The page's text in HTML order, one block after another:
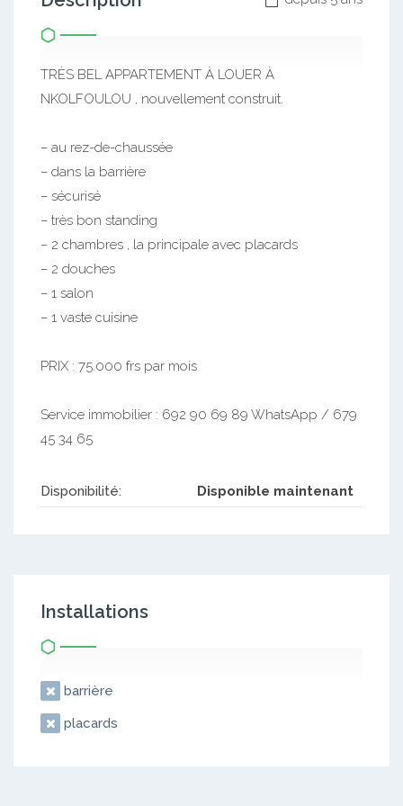
TRÈS BEL APPARTEMENT À LOUER À
NKOLFOULOU , nouvellement construit.
– au rez-de-chaussée
– dans la barrière
– sécurisé
– très bon standing
– 2 chambres , la principale avec placards
– 2 douches
– 1 salon
– 1 vaste cuisine
PRIX : 75.000 frs par mois
Service immobilier : 692 90 69 89 WhatsApp / 679
45 34 65
Disponibilité: Disponible maintenant
Installations
barrière
placards